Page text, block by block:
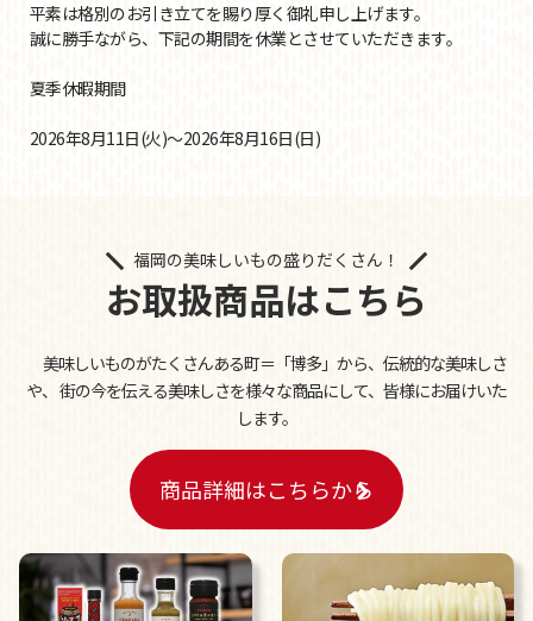
平素は格別のお引き立てを賜り厚く御礼申し上げます。
誠に勝手ながら、下記の期間を休業とさせていただきます。
夏季休暇期間
2026年8月11日(火)～2026年8月16日(日)
2026.06.28 博多の名店「釜喜利うどん」監修
手延べうどん・つゆ・ギフト発売
博多・警固の人気店「釜喜利うどん」監修による「博多手延べ
うどん」「うどんつゆ」「ギフトセット」を発売しました。
福岡県糸島産小麦を100％使用した博多手延べうどんと、麺の
や贈り物として楽しんでいただける商品です。
詳しくはこちらから
2026.05.08福岡ギフト・ショー2026出展のご案内
福岡の美味しいもの盛りだくさん！
お取扱商品はこちら
美味しいものがたくさんある町＝「博多」から、伝統的な美味しさ
や、 街の今を伝える美味しさを様々な商品にして、皆様にお届けいた
します。
商品詳細はこちらから